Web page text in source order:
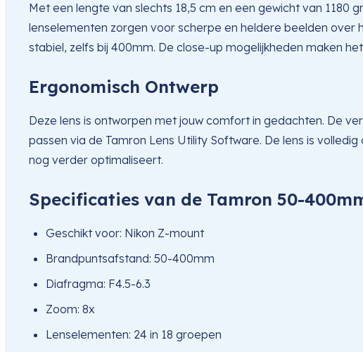
Met een lengte van slechts 18,5 cm en een gewicht van
lenselementen zorgen voor scherpe en heldere beelden over
stabiel, zelfs bij 400mm. De close-up mogelijkheden maken
Ergonomisch Ontwerp
Deze lens is ontworpen met jouw comfort in gedachten. De
passen via de Tamron Lens Utility Software. De lens is
nog verder optimaliseert.
Specificaties van de Tamron 50-
Geschikt voor: Nikon Z-mount
Brandpuntsafstand: 50-400mm
Diafragma: F4.5-6.3
Zoom: 8x
Lenselementen: 24 in 18 groepen